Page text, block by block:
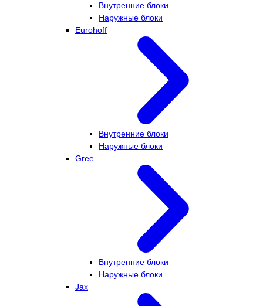
Внутренние блоки
Наружные блоки
Eurohoff
Внутренние блоки
Наружные блоки
Gree
Внутренние блоки
Наружные блоки
Jax